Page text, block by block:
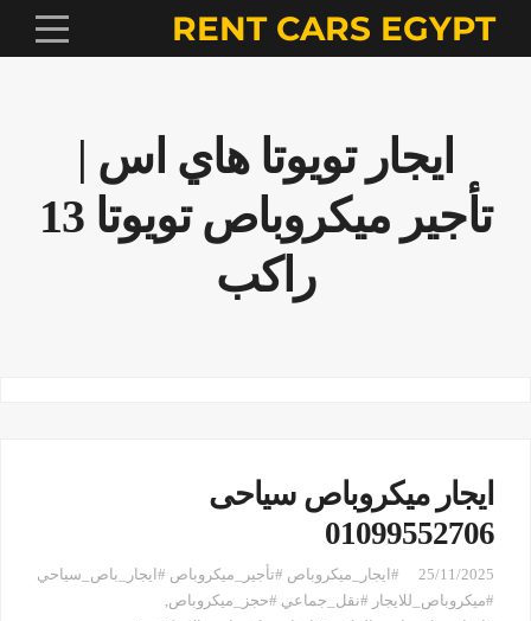
RENT CARS EGYPT
ايجار تويوتا هاي اس |
تأجير ميكروباص تويوتا 13
راكب
ايجار ميكروباص سياحى
01099552706
25/11/2025
#ايجار_ميكروباص #تأجير_ميكروباص #ايجار_باص_سياحي
#ميكروباص_للايجار #نقل_جماعي #حجز_ميكروباص,